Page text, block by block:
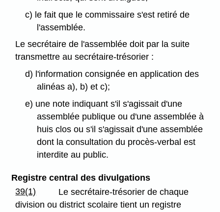
c) le fait que le commissaire s'est retiré de
l'assemblée.
Le secrétaire de l'assemblée doit par la suite
transmettre au secrétaire-trésorier :
d) l'information consignée en application des
alinéas a), b) et c);
e) une note indiquant s'il s'agissait d'une
assemblée publique ou d'une assemblée à
huis clos ou s'il s'agissait d'une assemblée
dont la consultation du procès-verbal est
interdite au public.
Registre central des divulgations
39(1)
Le secrétaire-trésorier de chaque
division ou district scolaire tient un registre